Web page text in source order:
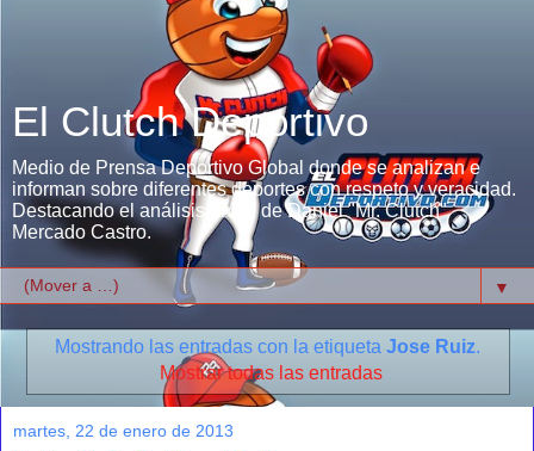
El Clutch Deportivo
Medio de Prensa Deportivo Global donde se analizan e
informan sobre diferentes deportes con respeto y veracidad.
Destacando el análisis único de Daniel "Mr. Clutch"
Mercado Castro.
▼
Mostrando las entradas con la etiqueta Jose Ruiz.
Mostrar todas las entradas
martes, 22 de enero de 2013